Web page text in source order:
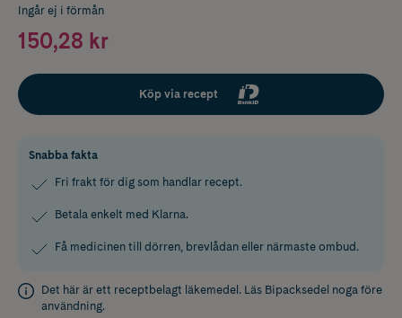
Ingår ej i förmån
150,28 kr
Köp via recept
Snabba fakta
Fri frakt för dig som handlar recept.
Betala enkelt med Klarna.
Få medicinen till dörren, brevlådan eller närmaste ombud.
Det här är ett receptbelagt läkemedel. Läs Bipacksedel noga före
användning.